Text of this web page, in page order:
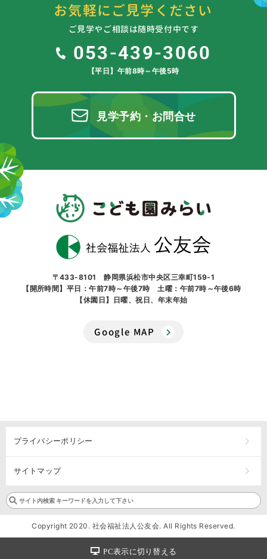
お気軽にご見学ください
ご見学やご相談は随時受付中です
053-439-3060
【平日】午前8時～午後5時
見学予約・お問合せ
〒433-8101 静岡県浜松市中央区三幸町159-1
【開所時間】平日：午前7時～午後7時 土曜：午前7時～午後6時
【休園日】日曜、祝日、年末年始
Google MAP
プライバシーポリシー
サイトマップ
Copyright 2020. 社会福祉法人公友会. All Rights Reserved.
PC表示に切り替える